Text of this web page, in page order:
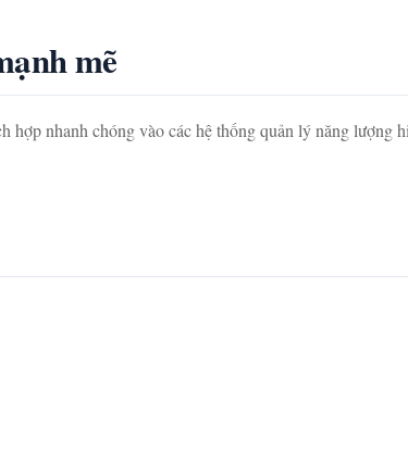
mẽ
nhanh chóng vào các hệ thống quản lý năng